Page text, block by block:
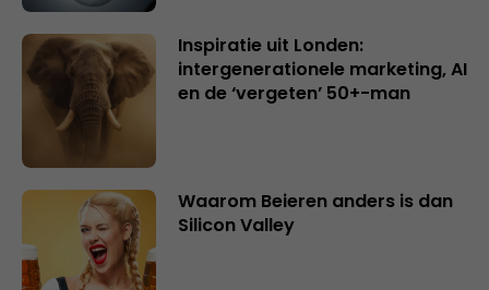
Inspiratie uit Londen:
intergenerationele marketing, AI
en de ‘vergeten’ 50+-man
Waarom Beieren anders is dan
Silicon Valley